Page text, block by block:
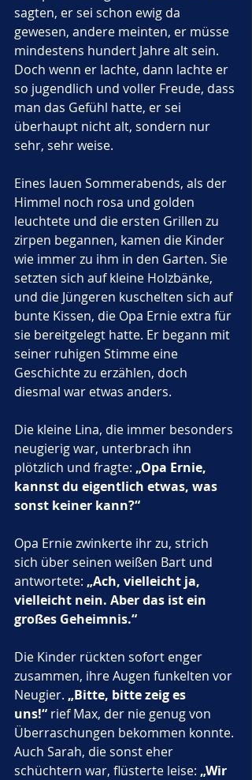
sagten, er sei schon ewig da
gewesen, andere meinten, er müsse
mindestens hundert Jahre alt sein.
Doch wenn er lachte, dann lachte er
so jugendlich und voller Freude, dass
man das Gefühl hatte, er sei
überhaupt nicht alt, sondern nur
sehr, sehr weise.
Eines lauen Sommerabends, als der
Himmel noch rosa und golden
leuchtete und die ersten Grillen zu
zirpen begannen, kamen die Kinder
wie immer zu ihm in den Garten. Sie
setzten sich auf kleine Holzbänke,
und die Jüngeren kuschelten sich auf
bunte Kissen, die Opa Ernie extra für
sie bereitgelegt hatte. Er begann mit
seiner ruhigen Stimme eine
Geschichte zu erzählen, doch
diesmal war etwas anders.
Die kleine Lina, die immer besonders
neugierig war, unterbrach ihn
plötzlich und fragte: „Opa Ernie,
kannst du eigentlich etwas, was
sonst keiner kann?“
Opa Ernie zwinkerte ihr zu, strich
sich über seinen weißen Bart und
antwortete: „Ach, vielleicht ja,
vielleicht nein. Aber das ist ein
großes Geheimnis.“
Die Kinder rückten sofort enger
zusammen, ihre Augen funkelten vor
Neugier. „Bitte, bitte zeig es
uns!“ rief Max, der nie genug von
Überraschungen bekommen konnte.
Auch Sarah, die sonst eher
schüchtern war, flüsterte leise: „Wir